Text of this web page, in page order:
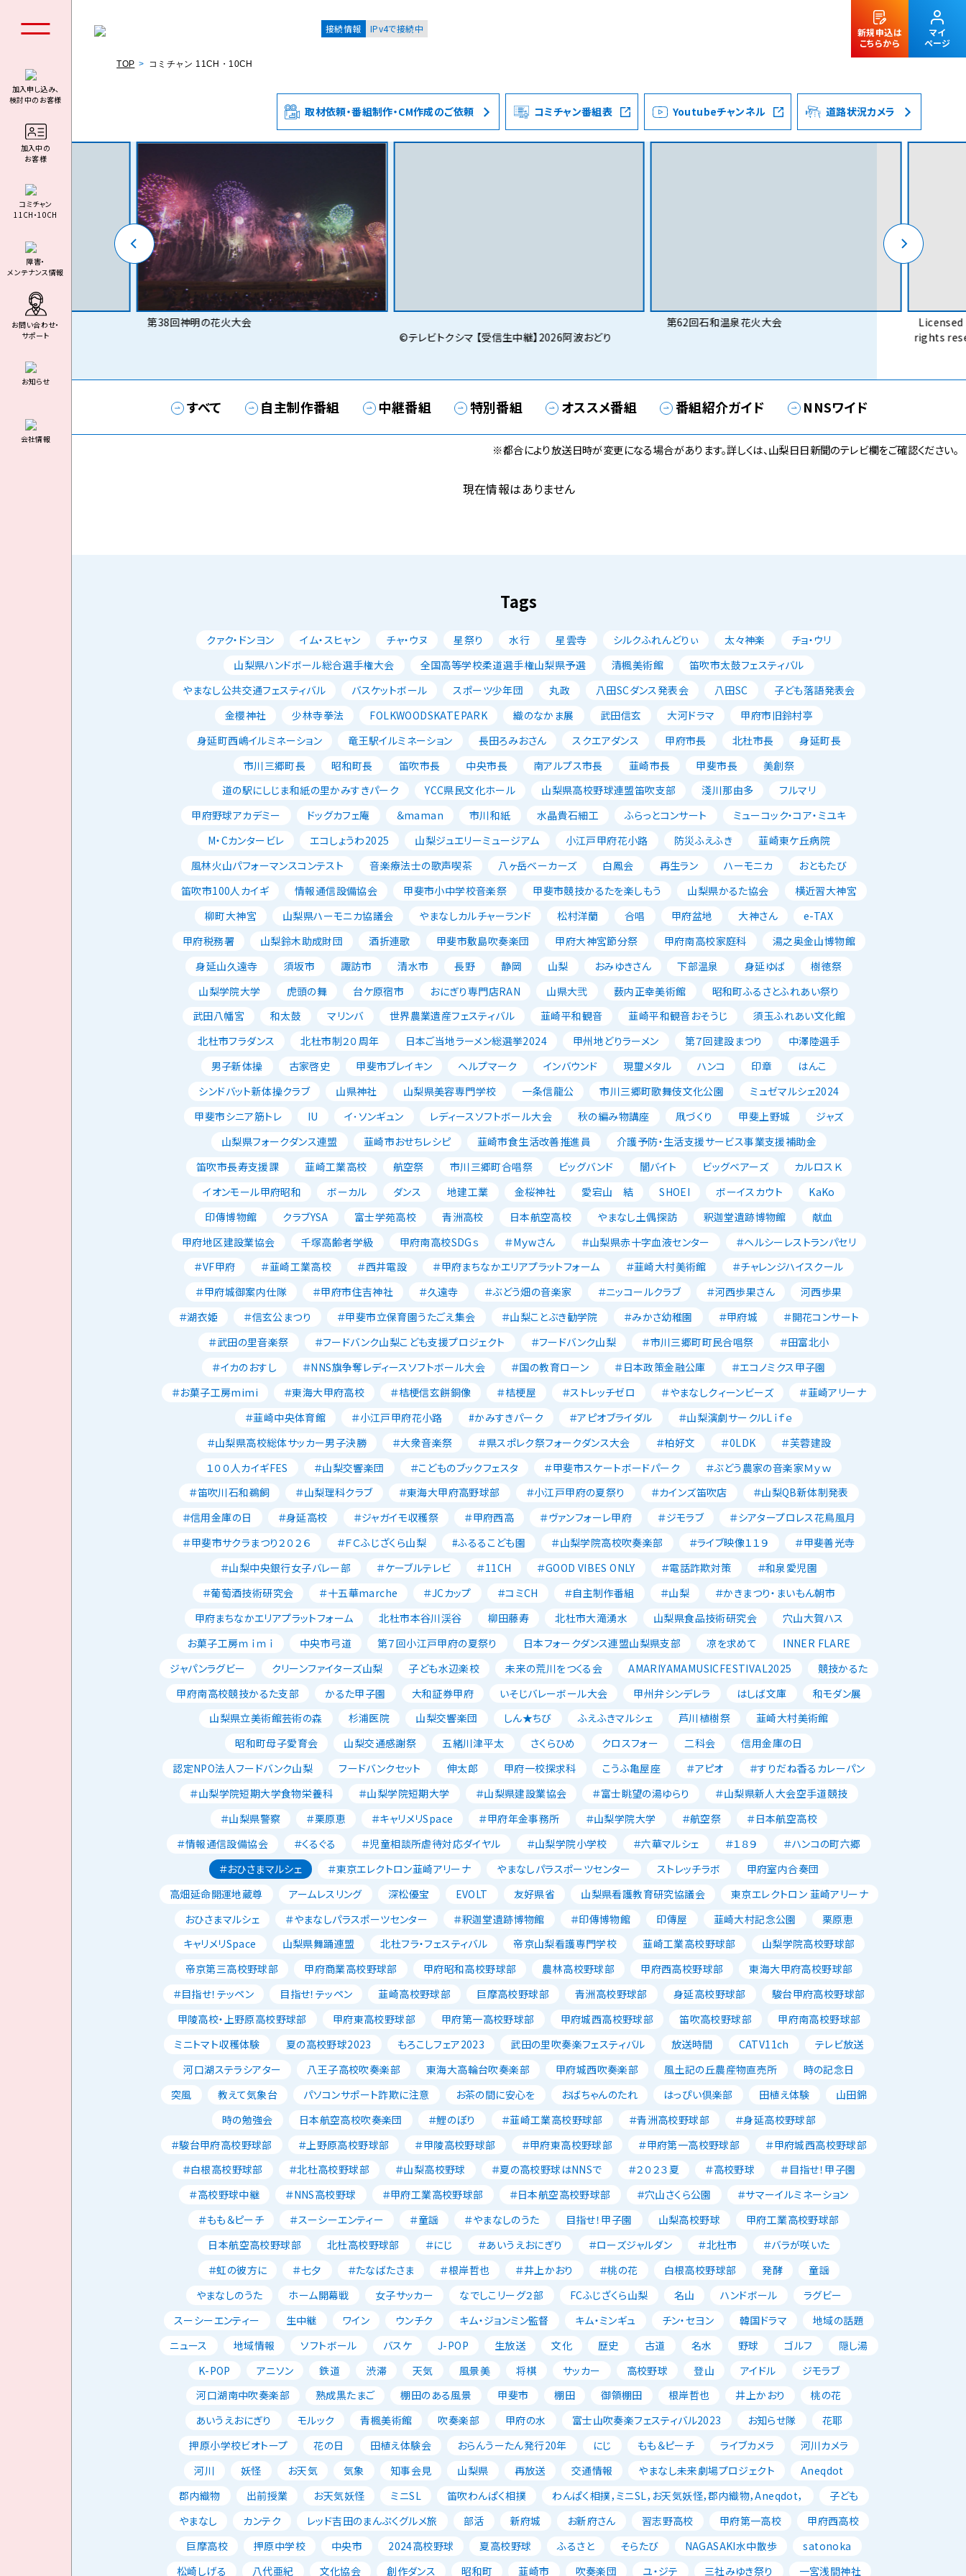
個人のお客様 集合住宅オーナーの方 法人のお客様
料金シミュレーション
接続情報 IPv4で接続中
新規申込は
こちらから
マイ
ページ
加入申し込み、
検討中のお客様
加⼊中の
お客様
コミチャン
11CH・10CH
障害・
メンテナンス情報
お問い合わせ・
サポート
お知らせ
会社情報
TOP コミチャン 11CH・10CH
取材依頼・番組制作・CM作成のご依頼 コミチャン番組表 Youtubeチャンネル 道路状況カメラ
第38回神明の花火大会
©テレビトクシマ 【受信生中継】2026阿波おどり
第62回石和温泉花火大会
Licensed
rights
すべて 自主制作番組 中継番組 特別番組 オススメ番組 番組紹介ガイド NNSワイド
※都合により放送日時が変更になる場合があります。詳しくは、山梨日日新聞のテレビ欄をご確認ください。
現在情報はありません
Tags
クァク・ドンヨン イム・スヒャン チャ・ウヌ 星祭り 水行 星雲寺 シルクふれんどりぃ 太々神楽
チョ・ウリ
山梨県ハンドボール総合選手権大会
全国高等学校柔道選手権山梨県予選 清楓美術館
笛吹市太鼓フェスティバル
やまなし公共交通フェスティバル
バスケットボール スポーツ少年団 丸政 八田SCダンス発表会 八田SC
子ども落語発表会
金櫻神社
少林寺拳法 FOLKWOODSKATEPARK 織のなかま展 武田信玄 大河ドラマ
甲府市旧鈴村亭
身延町西嶋イルミネーション
竜王駅イルミネーション 長田ろみおさん スクエアダンス 甲府市長 北杜市長
身延町長
市川三郷町長
昭和町長 笛吹市長 中央市長 南アルプス市長 韮崎市長 甲斐市長
美創祭
道の駅にしじま和紙の里かみすきパーク
YCC県民文化ホール 山梨県高校野球連盟笛吹支部 淺川那由多
フルマリ
甲府野球アカデミー
ドッグカフェ庵 ＆maman 市川和紙 水晶貴石細工 ふらっとコンサート
ミューコック・コア・ミユキ
M・Cカンタービレ
エコしょうわ2025 山梨ジュエリーミュージアム 小江戸甲府花小路 防災ふえふき
韮崎東ケ丘病院
風林火山パフォーマンスコンテスト
音楽療法士の歌声喫茶 八ヶ岳ベーカーズ 白鳳会 再生ラン ハーモニカ
おともたび
笛吹市100人カイギ
情報通信設備協会 甲斐市小中学校音楽祭 甲斐市競技かるたを楽しもう 山梨県かるた協会
横近習大神宮
柳町大神宮
山梨県ハーモニカ協議会 やまなしカルチャーランド 松村洋蘭 合唱 甲府盆地 大神さん
e-TAX
甲府税務署
山梨鈴木助成財団 酒折連歌 甲斐市敷島吹奏楽団 甲府大神宮節分祭 甲府南高校家庭科
湯之奥金山博物館
身延山久遠寺
須坂市 諏訪市 清水市 長野 静岡 山梨 おみゆきさん 下部温泉 身延ゆば
樹徳祭
山梨学院大学
虎頭の舞 台ケ原宿市 おにぎり専門店RAN 山県大弐 薮内正幸美術館
昭和町ふるさとふれあい祭り
武田八幡宮
和太鼓 マリンバ 世界農業遺産フェスティバル 韮崎平和観音 韮崎平和観音おそうじ
須玉ふれあい文化館
北杜市フラダンス
北杜市制２０周年 日本ご当地ラーメン総選挙2024 甲州地どりラーメン 第７回建設まつり
中澤陸選手
男子新体操
古家啓史 甲斐市ブレイキン ヘルプマーク インバウンド 現璽メタル ハンコ 印章
はんこ
シンドバット新体操クラブ
山県神社 山梨県美容専門学校 一条信龍公 市川三郷町歌舞伎文化公園
ミュゼマルシェ2024
甲斐市シニア筋トレ
IU イ･ソンギュン レディースソフトボール大会 秋の編み物講座 凧づくり 甲斐上野城
ジャズ
山梨県フォークダンス連盟
韮崎市おせちレシピ 韮崎市食生活改善推進員
介護予防・生活支援サービス事業支援補助金
笛吹市長寿支援課
韮崎工業高校 航空祭 市川三郷町合唱祭 ビッグバンド 闇バイト ビッグベアーズ
カルロスＫ
イオンモール甲府昭和
ボーカル ダンス 地建工業 金桜神社 愛宕山 結 SHOEI ボーイスカウト
KaKo
印傳博物館
クラブYSA 富士学苑高校 青洲高校 日本航空高校 やまなし土偶探訪 釈迦堂遺跡博物館
献血
甲府地区建設業協会
千塚高齢者学級 甲府南高校SDGｓ ＃Mｙwさん ＃山梨県赤十字血液センター
＃ヘルシーレストランパセリ
＃VF甲府
＃韮崎工業高校 ＃西井電設 ＃甲府まちなかエリアプラットフォーム ＃韮崎大村美術館
＃チャレンジハイスクール
＃甲府城御案内仕隊
＃甲府市住吉神社 ＃久遠寺 ＃ぶどう畑の音楽家 ＃ニッコールクラブ ＃河西歩果さん
河西歩果
＃湖衣姫
＃信玄公まつり ＃甲斐市立保育園うたごえ集会 ＃山梨ことぶき勧学院 ＃みかさ幼稚園 ＃甲府城
＃開花コンサート
＃武田の里音楽祭
＃フードバンク山梨こども支援プロジェクト ＃フードバンク山梨 ＃市川三郷町町民合唱祭
＃田富北小
＃イカのおすし
＃NNS旗争奪レディースソフトボール大会 ＃国の教育ローン ＃日本政策金融公庫
＃エコノミクス甲子園
＃お菓子工房mimi
＃東海大甲府高校 ＃桔梗信玄餅銅像 ＃桔梗屋 ＃ストレッチゼロ ＃やまなしクィーンビーズ
＃韮崎アリーナ
＃韮崎中央体育館
＃小江戸甲府花小路 #かみすきパーク ＃アピオブライダル
＃山梨演劇サークルLｉｆｅ
＃山梨県高校総体サッカー男子決勝
＃大衆音楽祭 ＃県スポレク祭フォークダンス大会 ＃柏好文 ＃0LDK
＃芙蓉建設
１００人カイギFES
＃山梨交響楽団 ＃こどものブックフェスタ ＃甲斐市スケートボードパーク
＃ぶどう農家の音楽家Ｍｙｗ
＃笛吹川石和鵜飼
＃山梨理科クラブ ＃東海大甲府高野球部 ＃小江戸甲府の夏祭り ＃カインズ笛吹店
＃山梨QB新体制発表
＃信用金庫の日
＃身延高校 ＃ジャガイモ収穫祭 ＃甲府西高 ＃ヴァンフォーレ甲府 ＃ジモラブ
＃シアタープロレス花鳥風月
＃甲斐市サクラまつり２０２６
＃ＦＣふじざくら山梨 #ふるるこども園 ＃山梨学院高校吹奏楽部 ＃ライブ映像１１９
＃甲斐善光寺
＃山梨中央銀行女子バレー部
＃ケーブルテレビ ＃11CH ＃GOOD VIBES ONLY ＃電話詐欺対策
＃和泉愛児園
＃葡萄酒技術研究会
＃十五華marche ＃JCカップ ＃コミCH ＃自主制作番組 ＃山梨
＃かきまつり・まいもん朝市
甲府まちなかエリアプラットフォーム
北杜市本谷川渓谷 柳田藤寿 北杜市大滝湧水 山梨県食品技術研究会
穴山大賀ハス
お菓子工房ｍｉｍｉ
中央市弓道 第７回小江戸甲府の夏祭り 日本フォークダンス連盟山梨県支部 凉を求めて
INNER FLARE
ジャパンラグビー
クリーンファイターズ山梨 子ども水辺楽校 未来の荒川をつくる会 AMARIYAMAMUSICFESTIVAL2025
競技かるた
甲府南高校競技かるた支部
かるた甲子園 大和証券甲府 いそじバレーボール大会 甲州弁シンデレラ はしば文庫
和モダン展
山梨県立美術館芸術の森
杉浦医院 山梨交響楽団 しん★ちび ふえふきマルシェ 芦川植樹祭
韮崎大村美術館
昭和町母子愛育会
山梨交通感謝祭 五緒川津平太 さくらひめ クロスフォー 二科会
信用金庫の日
認定NPO法人フードバンク山梨
フードバンクセット 伸太郎 甲府一校探求科 こうふ亀屋座 ＃アピオ
＃すりだね香るカレーパン
＃山梨学院短期大学食物栄養科
＃山梨学院短期大学 ＃山梨県建設業協会 ＃富士眺望の湯ゆらり
＃山梨県新人大会空手道競技
＃山梨県警察
＃栗原恵 ＃キャリメリSpace ＃甲府年金事務所 ＃山梨学院大学 ＃航空祭
＃日本航空高校
＃情報通信設備協会
＃くるぐる ＃児童相談所虐待対応ダイヤル ＃山梨学院小学校 ＃六華マルシェ ＃１８９
＃ハンコの町六郷
＃おひさまマルシェ
＃東京エレクトロン韮崎アリーナ やまなしパラスポーツセンター ストレッチラボ
甲府室内合奏団
高畑延命開運地蔵尊
アームレスリング 深松優宝 EVOLT 友好県省 山梨県看護教育研究協議会
東京エレクトロン 韮崎アリーナ
おひさまマルシェ
＃やまなしパラスポーツセンター ＃釈迦堂遺跡博物館 ＃印傳博物館 印傳屋 韮崎大村記念公園
栗原恵
キャリメリSpace
山梨県舞踊連盟 北杜フラ・フェスティバル 帝京山梨看護専門学校 韮崎工業高校野球部
山梨学院高校野球部
帝京第三高校野球部
甲府商業高校野球部 甲府昭和高校野球部 農林高校野球部 甲府西高校野球部
東海大甲府高校野球部
＃目指せ！テッペン
目指せ！テッペン 韮崎高校野球部 巨摩高校野球部 青洲高校野球部 身延高校野球部
駿台甲府高校野球部
甲陵高校・上野原高校野球部
甲府東高校野球部 甲府第一高校野球部 甲府城西高校野球部 笛吹高校野球部
甲府南高校野球部
ミニトマト収穫体験
夏の高校野球2023 もろこしフェア2023 武田の里吹奏楽フェスティバル 放送時間 CATV11ch
テレビ放送
河口湖ステラシアター
八王子高校吹奏楽部 東海大高輪台吹奏楽部 甲府城西吹奏楽部 風土記の丘農産物直売所
時の記念日
突風
教えて気象台 パソコンサポート詐欺に注意 お茶の間に安心を おばちゃんのたれ はっぴい倶楽部 田植え体験
山田錦
時の勉強会
日本航空高校吹奏楽団 ＃鯉のぼり ＃韮崎工業高校野球部 ＃青洲高校野球部
＃身延高校野球部
＃駿台甲府高校野球部
＃上野原高校野球部 ＃甲陵高校野球部 ＃甲府東高校野球部 ＃甲府第一高校野球部
＃甲府城西高校野球部
＃白根高校野球部
＃北杜高校野球部 ＃山梨高校野球 ＃夏の高校野球はNNSで ＃２０２３夏 ＃高校野球
＃目指せ！甲子園
＃高校野球中継
＃NNS高校野球 ＃甲府工業高校野球部 ＃日本航空高校野球部 ＃穴山さくら公園
＃サマーイルミネーション
＃もも＆ピーチ
＃スーシーエンティー ＃童謡 ＃やまなしのうた 目指せ！甲子園 山梨高校野球
甲府工業高校野球部
日本航空高校野球部
北杜高校野球部 ＃にじ ＃あいうえおにぎり ＃ローズジャルダン ＃北杜市
＃バラが咲いた
＃虹の彼方に
＃七夕 ＃たなばたさま ＃根岸哲也 ＃井上かおり ＃桃の花 白根高校野球部 発酵
童謡
やまなしのうた
ホーム開幕戦 女子サッカー なでしこリーグ２部 FCふじざくら山梨 名山 ハンドボール
ラグビー
スーシーエンティー
生中継 ワイン ウンチク キム・ジョンミン監督 キム・ミンギュ チン・セヨン 韓国ドラマ
地域の話題
ニュース
地域情報 ソフトボール バスケ J-POP 生放送 文化 歴史 古道 名水 野球 ゴルフ
隠し湯
K-POP
アニソン 鉄道 渋滞 天気 風景美 将棋 サッカー 高校野球 登山 アイドル
ジモラブ
河口湖南中吹奏楽部
熟成黒たまご 棚田のある風景 甲斐市 棚田 御領棚田 根岸哲也 井上かおり
桃の花
あいうえおにぎり
モルック 青楓美術館 吹奏楽部 甲府の水 富士山吹奏楽フェスティバル2023 お知らせ隊
花耶
押原小学校ビオトープ
花の日 田植え体験会 おらんうーたん発行20年 にじ もも＆ピーチ ライブカメラ
河川カメラ
河川
妖怪 お天気 気象 知事会見 山梨県 再放送 交通情報 やまなし未来劇場プロジェクト
Aneqdot
郡内織物
出前授業 お天気妖怪 ミニSL 笛吹わんぱく相撲 わんぱく相撲，ミニSL，お天気妖怪，郡内織物，Aneqdot，
子ども
やまなし
カンテク レッド吉田のまんぷくグルメ旅 部活 新府城 お新府さん 習志野高校 甲府第一高校
甲府西高校
巨摩高校
押原中学校 中央市 2024高校野球 夏高校野球 ふるさと そらたび NAGASAKI水中散歩
satonoka
松崎しげる
八代亜紀 文化協会 創作ダンス 昭和町 韮崎市 吹奏楽団 ユ・ジテ 三社みゆき祭り 一宮浅間神社